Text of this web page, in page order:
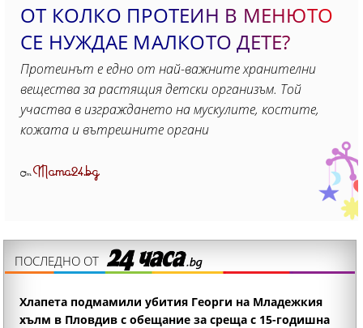
ОТ КОЛКО ПРОТЕИН В МЕНЮТО
СЕ НУЖДАЕ МАЛКОТО ДЕТЕ?
Протеинът е едно от най-важните хранителни
вещества за растящия детски организъм. Той
участва в изграждането на мускулите, костите,
кожата и вътрешните органи
ОтMama24.bg
ПОСЛЕДНО ОТ
Хлапета подмамили убития Георги на Младежкия
хълм в Пловдив с обещание за среща с 15-годишна